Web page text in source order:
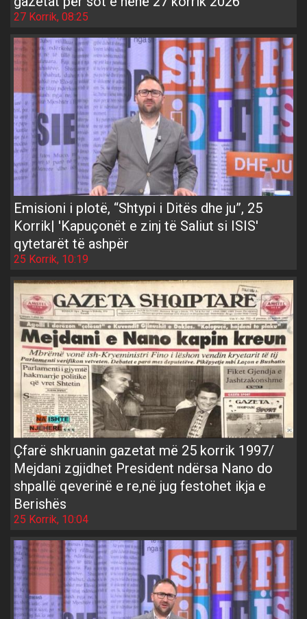
27 Korrik, 08:25
Emisioni i plotë, “Shtypi i Ditës dhe ju”, 25
Korrik| 'Kapuçonët e zinj të Saliut si ISIS'
qytetarët të ashpër
25 Korrik, 10:19
Çfarë shkruanin gazetat më 25 korrik 1997/
Mejdani zgjidhet President ndërsa Nano do
shpallë qeverinë e re,në jug festohet ikja e
Berishës
25 Korrik, 10:04